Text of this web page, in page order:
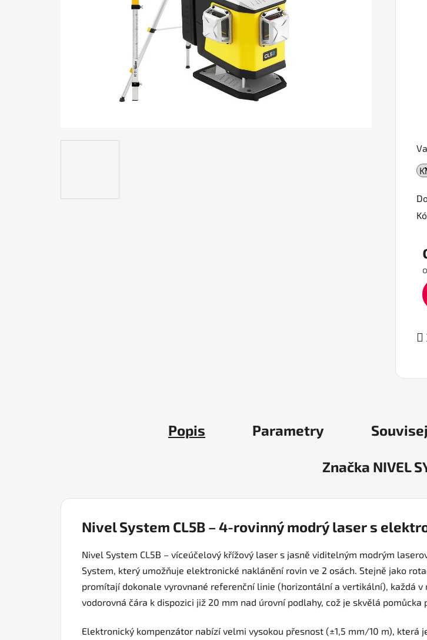
Popis Parametry
Značka NIVEL
Nivel System CL5B – 4-rovinný modrý laser s
Nivel System CL5B – víceúčelový křížový laser s jasně viditelným modrým
System, který umožňuje elektronické naklánění rovin ve 2 osách. Stejně jako
promítají dokonale vyrovnané referenční linie (horizontální a vertikální), každá v
vodorovná čára k dispozici již 20 mm nad úrovní podlahy, což je skvělá
Elektronický kompenzátor nabízí velmi vysokou přesnost (±1,5 mm/10 m),